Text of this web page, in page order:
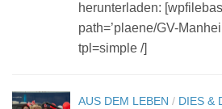
herunterladen:
path=’plaene/GV-
tpl=simple /]
AUS DEM LEBEN / DIES &